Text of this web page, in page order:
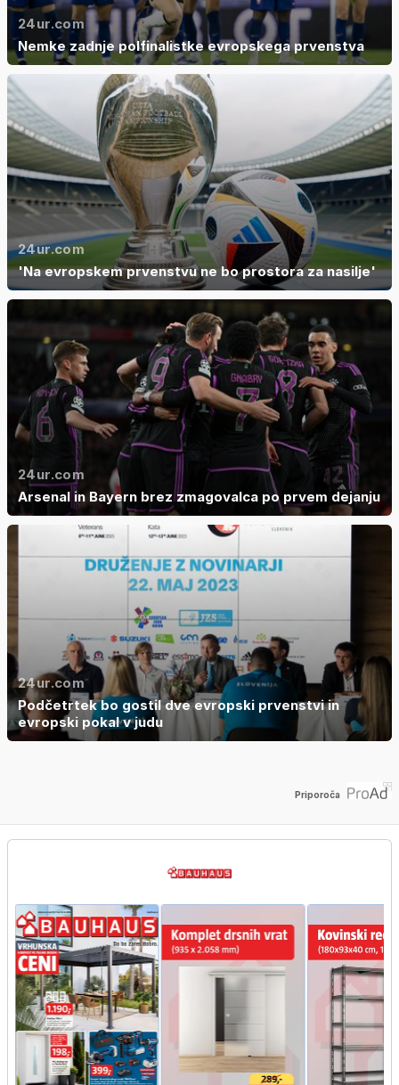
24ur.com
Nemke zadnje polfinalistke evropskega prvenstva
24ur.com
'Na evropskem prvenstvu ne bo prostora za nasilje'
24ur.com
Arsenal in Bayern brez zmagovalca po prvem dejanju
24ur.com
Podčetrtek bo gostil dve evropski prvenstvi in
evropski pokal v judu
Priporoča